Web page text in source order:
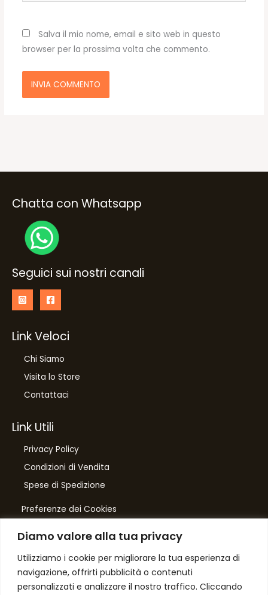
Diamo valore alla tua privacy
Utilizziamo i cookie per migliorare la tua esperienza di
navigazione, offrirti pubblicità o contenuti
personalizzati e analizzare il nostro traffico. Cliccando
Salva il mio nome, email e sito web in questo
browser per la prossima volta che commento.
Chatta con Whatsapp
Seguici sui nostri canali
Link Veloci
Chi Siamo
Visita lo Store
Contattaci
Link Utili
Privacy Policy
Condizioni di Vendita
Spese di Spedizione
Preferenze dei Cookies
Number One
di Domenico Toccacieli
Via G. Mazzini 5/C
61033 FERMIGNANO PU